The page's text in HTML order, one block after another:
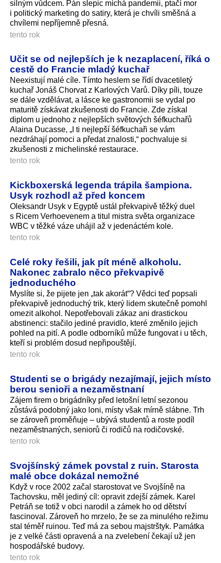
silným vůdcem. Pán slepic míchá pandemii, ptačí mor
i politický marketing do satiry, která je chvíli směšná a
chvílemi nepříjemně přesná.
tento rok
Učit se od nejlepších je k nezaplacení, říká o
cestě do Francie mladý kuchař
Neexistují malé cíle. Tímto heslem se řídí dvacetiletý
kuchař Jonáš Chorvat z Karlových Varů. Díky píli, touze
se dále vzdělávat, a lásce ke gastronomii se vydal po
maturitě získávat zkušenosti do Francie. Zde získal
diplom u jednoho z nejlepších světových šéfkuchařů
Alaina Ducasse, „I ti nejlepší šéfkuchaři se vám
nezdráhají pomoci a předat znalosti,“ pochvaluje si
zkušenosti z michelinské restaurace.
tento rok
Kickboxerská legenda trápila šampiona.
Usyk rozhodl až před koncem
Oleksandr Usyk v Egyptě ustál překvapivě těžký duel
s Ricem Verhoevenem a titul mistra světa organizace
WBC v těžké váze uhájil až v jedenáctém kole.
tento rok
Celé roky řešili, jak pít méně alkoholu.
Nakonec zabralo něco překvapivě
jednoduchého
Myslíte si, že pijete jen „tak akorát“? Vědci teď popsali
překvapivě jednoduchý trik, který lidem skutečně pomohl
omezit alkohol. Nepotřebovali zákaz ani drastickou
abstinenci: stačilo jediné pravidlo, které změnilo jejich
pohled na pití. A podle odborníků může fungovat i u těch,
kteří si problém dosud nepřipouštějí.
tento rok
Studenti se o brigády nezajímají, jejich místo
berou senioři a nezaměstnaní
Zájem firem o brigádníky před letošní letní sezonou
zůstává podobný jako loni, místy však mírně slábne. Trh
se zároveň proměňuje – ubývá studentů a roste podíl
nezaměstnaných, seniorů či rodičů na rodičovské.
tento rok
Svojšínský zámek povstal z ruin. Starosta
malé obce dokázal nemožné
Když v roce 2002 začal starostovat ve Svojšíně na
Tachovsku, měl jediný cíl: opravit zdejší zámek. Karel
Petráň se totiž v obci narodil a zámek ho od dětství
fascinoval. Zároveň ho mrzelo, že se za minulého režimu
stal téměř ruinou. Teď má za sebou majstrštyk. Památka
je z velké části opravená a na zvelebení čekají už jen
hospodářské budovy.
tento rok